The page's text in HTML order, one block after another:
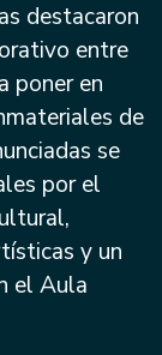
destacaron
entre
poner en
de
se
por el
y un
el Aula